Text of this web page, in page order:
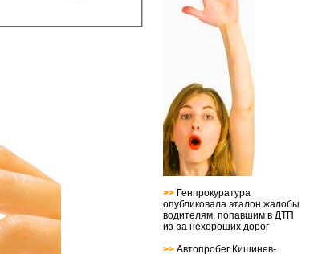
>> Генпрокуратура
опубликовала эталон жалобы
водителям, попавшим в ДТП
из-за нехороших дорог
>> Автопробег Кишинев-